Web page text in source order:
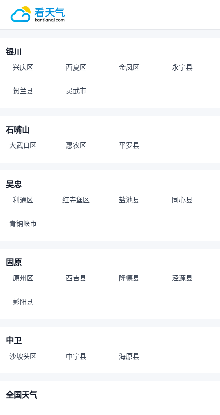
银川
兴庆区 西夏区 金凤区 永宁县
贺兰县 灵武市
石嘴山
大武口区 惠农区 平罗县
吴忠
利通区 红寺堡区 盐池县 同心县
青铜峡市
固原
原州区 西吉县 隆德县 泾源县
彭阳县
中卫
沙坡头区 中宁县 海原县
全国天气